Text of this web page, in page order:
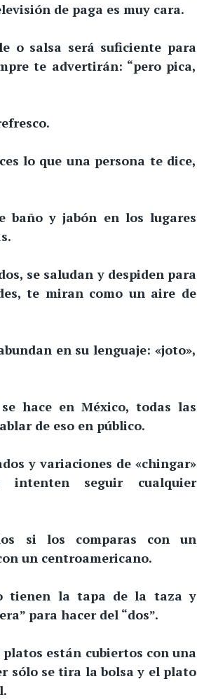
de paga es muy cara.
o salsa será suficiente para
te advertirán: “pero pica,
lo que una persona te dice,
baño y jabón en los lugares
se saludan y despiden para
te miran como un aire de
en su lenguaje: «joto»,
hace en México, todas las
de eso en público.
y variaciones de «chingar»
intenten seguir cualquier
si los comparas con un
un centroamericano.
tienen la tapa de la taza y
para hacer del “dos”.
platos están cubiertos con una
sólo se tira la bolsa y el plato